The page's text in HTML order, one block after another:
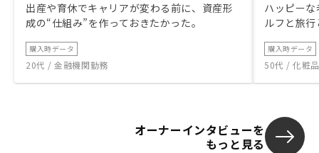
出産や育休でキャリアが変わる前に、資産形
成の“仕組み”を作っておきたかった。
購入時データ
20代 / 金融機関勤務
ハッピー
ルフと旅
購入時データ
50代 / 化粧
オーナーインタビューを
もっと見る